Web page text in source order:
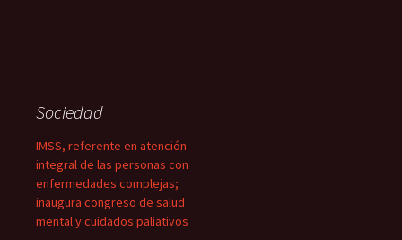
Sociedad
IMSS, referente en atención
integral de las personas con
enfermedades complejas;
inaugura congreso de salud
mental y cuidados paliativos